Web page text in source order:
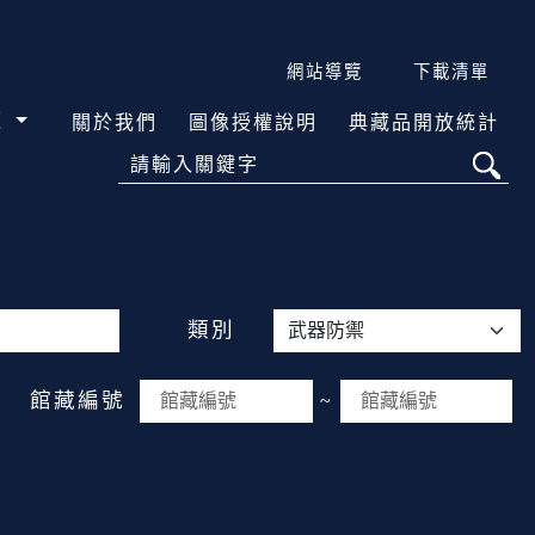
網站導覽 下載清單
關於我們 圖像授權說明 典藏品開放統計
請輸入關鍵字
類別
館藏編號 ~